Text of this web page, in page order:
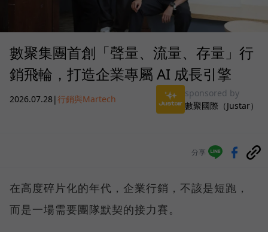
數聚集團首創「聲量、流量、存量」行
銷飛輪，打造企業專屬 AI 成長引擎
2026.07.28|行銷與Martech
sponsored by
數聚國際（Justar）
分享
在高度碎片化的年代，企業行銷，不該是短跑，
而是一場需要團隊默契的接力賽。